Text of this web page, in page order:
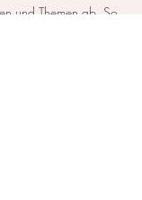
und Themen ab. So